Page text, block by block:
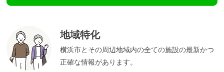
地域特化
横浜市とその周辺地域内の全ての施設の最新かつ
正確な情報があります。